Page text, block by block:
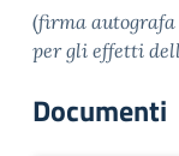
(firma autografa
per gli effetti
Documenti